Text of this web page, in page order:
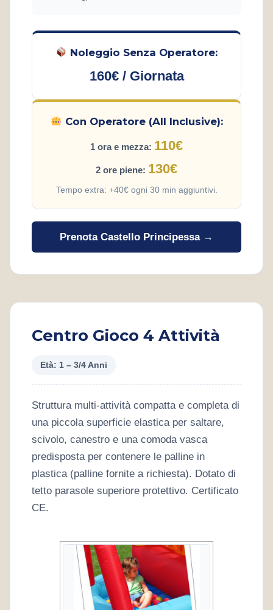
Noleggio Senza Operatore:
160€ / Giornata
Con Operatore (All Inclusive):
1 ora e mezza: 110€
2 ore piene: 130€
Tempo extra: +40€ ogni 30 min aggiuntivi.
Prenota Castello Principessa →
Centro Gioco 4 Attività
Età: 1 – 3/4 Anni
Struttura multi-attività compatta e completa di
una piccola superficie elastica per saltare,
scivolo, canestro e una comoda vasca
predisposta per contenere le palline in
plastica (palline fornite a richiesta). Dotato di
tetto parasole superiore protettivo. Certificato
CE.